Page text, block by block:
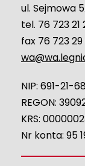
ul. Sejmowa
tel. 76 723 21
fax 76 723
NIP: 691-21-
REGON:
KRS:
Nr konta: 95